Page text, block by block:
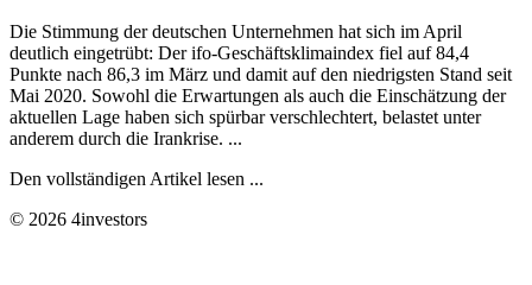
Die Stimmung der deutschen Unternehmen hat sich im April
deutlich eingetrübt: Der ifo-Geschäftsklimaindex fiel auf 84,4
Punkte nach 86,3 im März und damit auf den niedrigsten Stand seit
Mai 2020. Sowohl die Erwartungen als auch die Einschätzung der
aktuellen Lage haben sich spürbar verschlechtert, belastet unter
anderem durch die Irankrise. ...
Den vollständigen Artikel lesen ...
© 2026 4investors